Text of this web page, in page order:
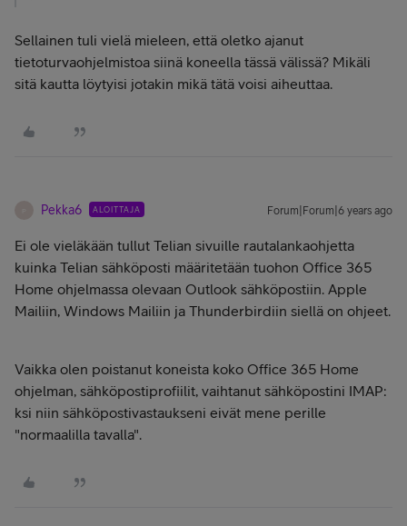
Sellainen tuli vielä mieleen, että oletko ajanut
tietoturvaohjelmistoa siinä koneella tässä välissä? Mikäli
sitä kautta löytyisi jotakin mikä tätä voisi aiheuttaa.
Pekka6 ALOITTAJA Forum|Forum|6 years ago
Ei ole vieläkään tullut Telian sivuille rautalankaohjetta
kuinka Telian sähköposti määritetään tuohon Office 365
Home ohjelmassa olevaan Outlook sähköpostiin. Apple
Mailiin, Windows Mailiin ja Thunderbirdiin siellä on ohjeet.
Vaikka olen poistanut koneista koko Office 365 Home
ohjelman, sähköpostiprofiilit, vaihtanut sähköpostini IMAP:
ksi niin sähköpostivastaukseni eivät mene perille
"normaalilla tavalla".